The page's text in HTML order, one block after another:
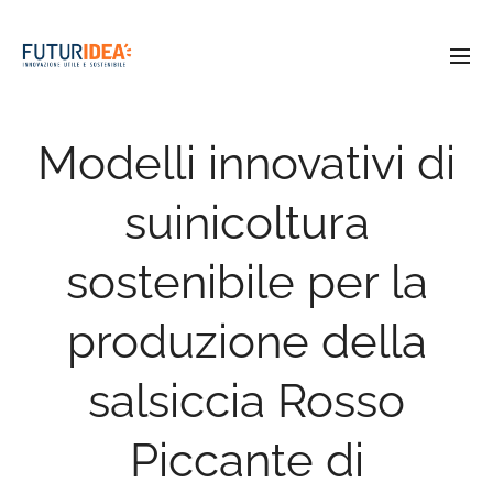
Modelli innovativi di
suinicoltura
sostenibile per la
produzione della
salsiccia Rosso
Piccante di